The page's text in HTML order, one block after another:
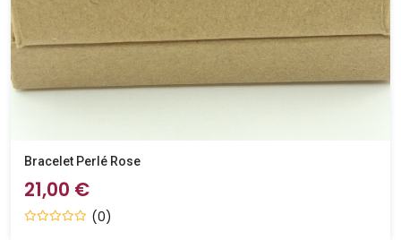
Bracelet Perlé Rose
21,00 €
(0)